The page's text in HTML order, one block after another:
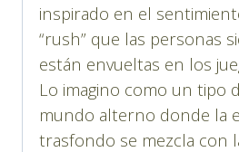
inspirado en el
“rush” que las personas
están envueltas en los
Lo imagino como un tipo
mundo alterno donde la
trasfondo se mezcla con